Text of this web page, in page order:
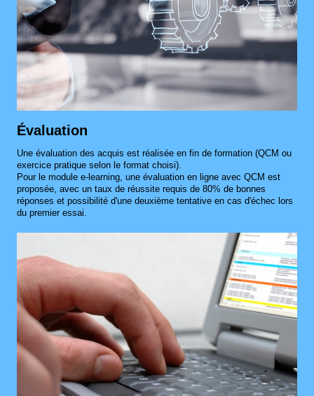
Évaluation
Une évaluation des acquis est réalisée en fin de formation (QCM ou
exercice pratique selon le format choisi).
Pour le module e‑learning, une évaluation en ligne avec QCM est
proposée, avec un taux de réussite requis de 80% de bonnes
réponses et possibilité d'une deuxième tentative en cas d'échec lors
du premier essai.